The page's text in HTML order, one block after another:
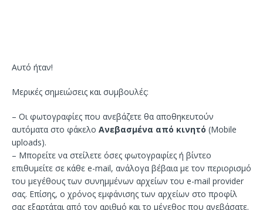
Αυτό ήταν!
Μερικές σημειώσεις και συμβουλές:
– Οι φωτογραφίες που ανεβάζετε θα αποθηκευτούν
αυτόματα στο φάκελο Ανεβασμένα από κινητό (Mobile
uploads).
– Μπορείτε να στείλετε όσες φωτογραφίες ή βίντεο
επιθυμείτε σε κάθε e-mail, ανάλογα βέβαια με τον περιορισμό
του μεγέθους των συνημμένων αρχείων του e-mail provider
σας. Επίσης, ο χρόνος εμφάνισης των αρχείων στο προφίλ
σας εξαρτάται από τον αριθμό και το μέγεθος που ανεβάσατε.